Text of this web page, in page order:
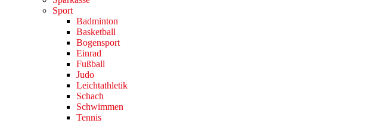
Sport
Badminton
Basketball
Bogensport
Einrad
Fußball
Judo
Leichtathletik
Schach
Schwimmen
Tennis